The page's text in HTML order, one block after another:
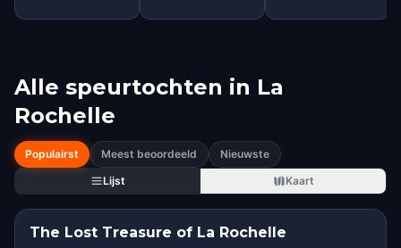
Alle speurtochten in La
Rochelle
Populairst Meest beoordeeld
Nieuwste
Lijst
Kaart
The Lost Treasure of La Rochelle